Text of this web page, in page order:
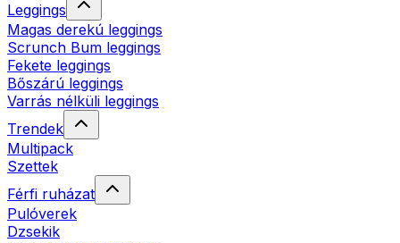
Leggings
Magas derekú leggings
Scrunch Bum leggings
Fekete leggings
Bőszárú leggings
Varrás nélküli leggings
Trendek
Multipack
Szettek
Férfi ruházat
Pulóverek
Dzsekik